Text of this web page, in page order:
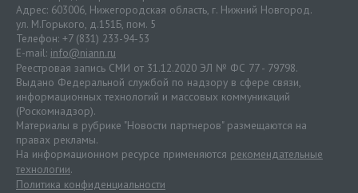
Адрес: 603006, Нижегородская область, г. Нижний Новгород.
ул. М.Горького, д.151Б, пом. 5
Телефон: +7 (831) 233-94-53
E-mail: info@niann.ru
Реестровая запись СМИ от 31.12.2020 ЭЛ № ФС 77 - 79798.
Выдано Федеральной службой по надзору в сфере связи,
информационных технологий и массовых коммуникаций
(Роскомнадзор).
Материалы в рубрике "Новости партнеров" размещаются на
правах рекламы.
На информационном ресурсе применяются рекомендательные
технологии.
Политика конфиденциальности